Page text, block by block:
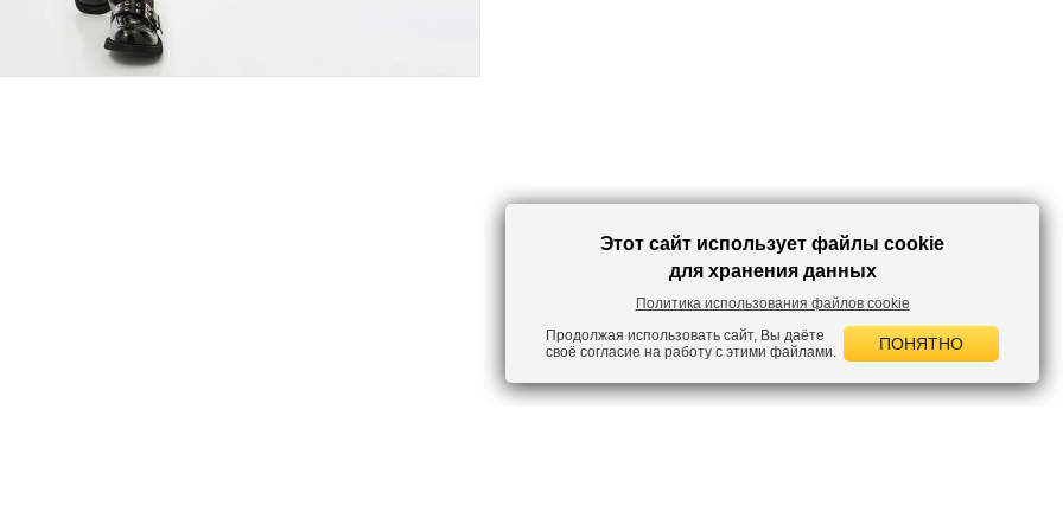
Этот сайт использует файлы cookie
для хранения данных
Политика использования файлов cookie
Продолжая использовать сайт, Вы даёте
своё согласие на работу с этими файлами.
ПОНЯТНО